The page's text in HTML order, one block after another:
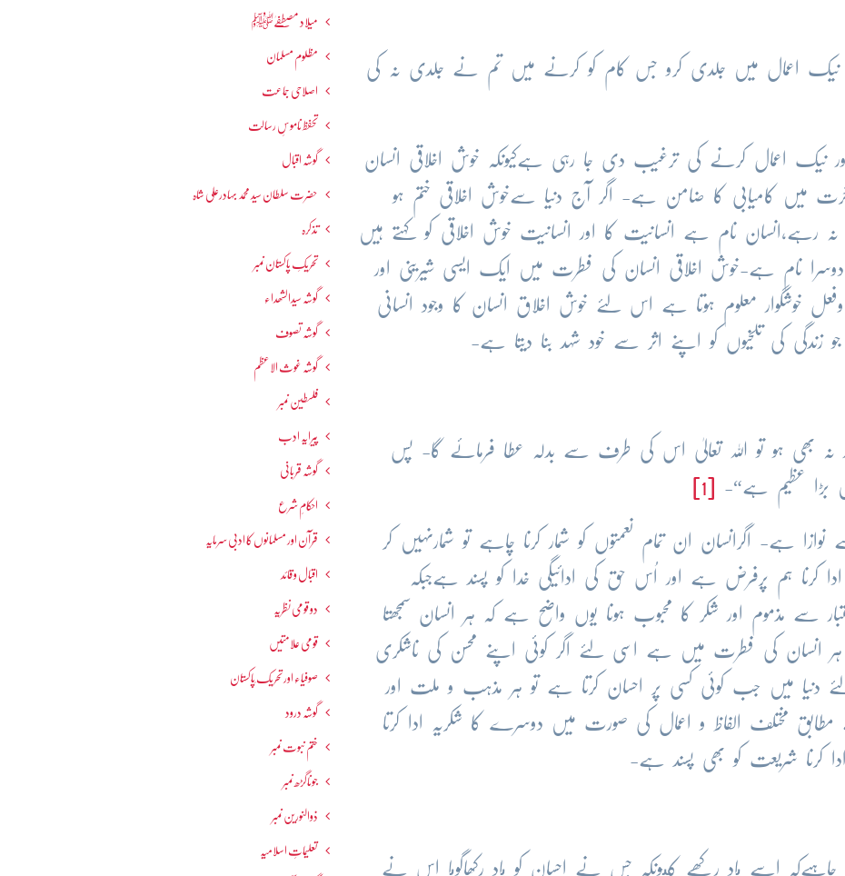
نیک اعمال میں جلدی کرو جس کام کو کرنے میں تم نے جلدی نہ کی
نیک اعمال کرنے کی ترغیب دی جا رہی ہےکیونکہ خوش اخلاقی انسان
میں کامیابی کا ضامن ہے- اگر آج دنیا سےخوش اخلاقی ختم ہو
رہے،انسان نام ہے انسانیت کا اور انسانیت خوش اخلاقی کو کہتے ہیں
کا دوسرا نام ہے-خوش اخلاقی انسان کی فطرت میں ایک ایسی شیرینی اور
خوشگوار معلوم ہوتا ہے اس لئے خوش اخلاق انسان کا وجود انسانی
کی تلخیوں کو اپنے اثر سے خود شہد بنا دیتا ہے-
نہ بھی ہو تو اللہ تعالیٰ اس کی طرف سے بدلہ عطا فرمائے گا- پس
بڑا عظیم ہے“-
ہے- اگرانسان ان تمام نعمتوں کو شمار کرنا چاہے تو شمارنہیں کر
کرنا ہم پرفرض ہے اور اُس حق کی ادائیگی خدا کو پسند ہےجبکہ
سے مذموم اور شکر کا محبوب ہونا یوں واضح ہے کہ ہر انسان سمجھتا
ہر انسان کی فطرت میں ہے اسی لئے اگر کوئی اپنے محسن کی ناشکری
دنیا میں جب کوئی کسی پر احسان کرتا ہے تو ہر مذہب و ملت اور
مطابق مختلف الفاظ و اعمال کی صورت میں دوسرے کا شکریہ ادا کرتا
کرنا شریعت کو بھی پسند ہے-
اسے ياد رکھے کيونکہ جس نے احسان کو ياد رکھاگويا اس نے
میلاد مصطفےٰﷺ
مظلوم مسلمان
اصلاحی جماعت
تحفظ ناموسِ رسالت
گوشہ اقبال
حضرت سلطان سید محمد بہادرعلی شاہ
تذکرہ
تحریکِ پاکستان نمبر
گوشہ سیدالشھداء
گوشہ تصوف
گوشہ غوث الاعظم
فلسطین نمبر
پیرایہ ادب
گوشہ قربانی
احکامِ شرع
قرآن اور مسلمانوں کا ادبی سرمایہ
اقبال و قائد
دو قومی نظریہ
قومی علامتیں
صوفیاء اور تحریک ِپاکستان
گوشہ درود
ختم نبوت نمبر
جوناگڑھ نمبر
ذوالنورین نمبر
تعلیماتِ اسلامیہ